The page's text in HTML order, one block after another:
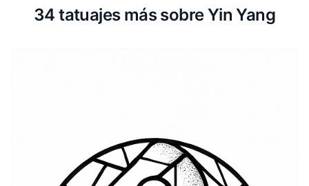
34 tatuajes más sobre Yin Yang